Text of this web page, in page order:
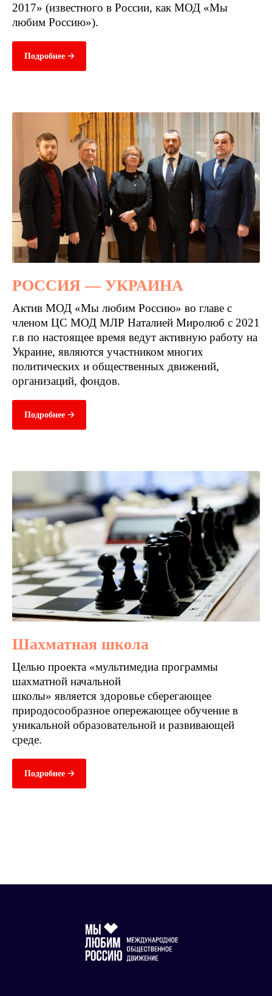
2017» (известного в России, как МОД «Мы
любим Россию»).
Подробнее 🡢
РОССИЯ — УКРАИНА
Актив МОД «Мы любим Россию» во главе с
членом ЦС МОД МЛР Наталией Миролюб с 2021
г.в по настоящее время ведут активную работу на
Украине, являются участником многих
политических и общественных движений,
организаций, фондов.
Подробнее 🡢
Шахматная школа
Целью проекта «мультимедиа программы
шахматной начальной
школы» является здоровье сберегающее
природосообразное опережающее обучение в
уникальной образовательной и развивающей
среде.
Подробнее 🡢